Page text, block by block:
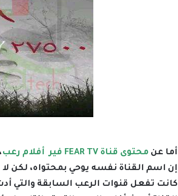
أما عن محتوى قناة FEAR TV فير أفلام رعب
إن اسم القناة نفسه يوحي بمحتواه، لكن
كانت تفعل قنوات الرعب السابقة والتي